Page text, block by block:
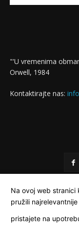
"'U vremenima
Orwell, 1984
Kontaktirajte nas:
Na ovoj web stranici
pružili
pristajete na